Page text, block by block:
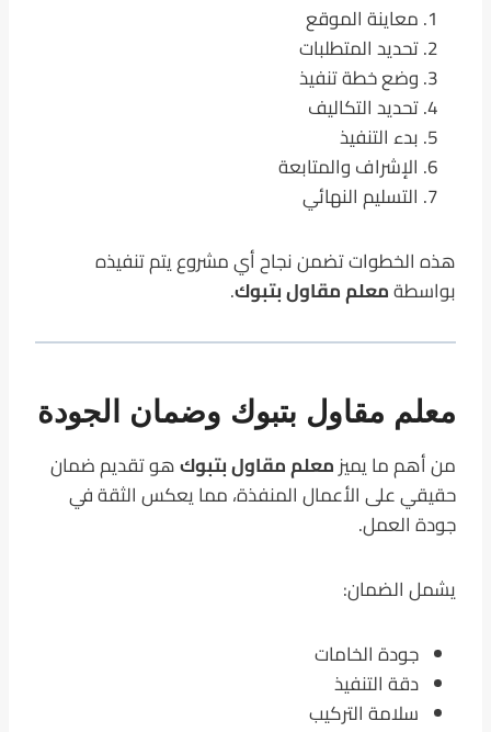
معاينة الموقع
تحديد المتطلبات
وضع خطة تنفيذ
تحديد التكاليف
بدء التنفيذ
الإشراف والمتابعة
التسليم النهائي
هذه الخطوات تضمن نجاح أي مشروع يتم تنفيذه
بواسطةمعلم مقاول بتبوك.
معلم مقاول بتبوك وضمان الجودة
من أهم ما يميزمعلم مقاول بتبوكهو تقديم ضمان
حقيقي على الأعمال المنفذة، مما يعكس الثقة في
جودة العمل.
يشمل الضمان:
جودة الخامات
دقة التنفيذ
سلامة التركيب